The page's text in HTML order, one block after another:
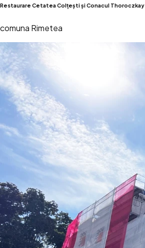
Restaurare Cetatea Colțești și Conacul Thoroczkay
comuna Rimetea